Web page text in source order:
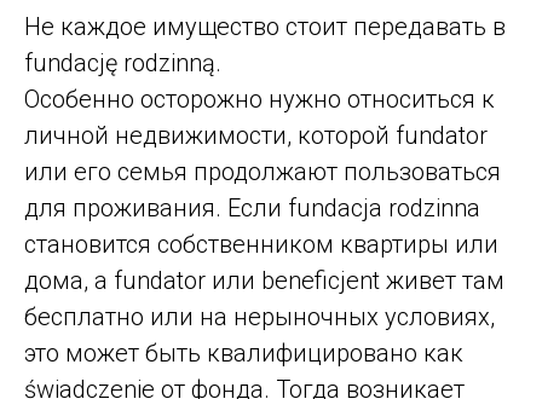
Не каждое имущество стоит передавать в
fundację rodzinną.
Особенно осторожно нужно относиться к
личной недвижимости, которой fundator
или его семья продолжают пользоваться
для проживания. Если fundacja rodzinna
становится собственником квартиры или
дома, а fundator или beneficjent живет там
бесплатно или на нерыночных условиях,
это может быть квалифицировано как
świadczenie от фонда. Тогда возникает